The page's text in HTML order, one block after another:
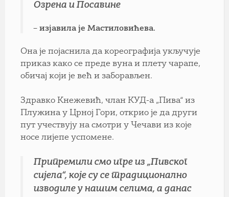
Озрена и Посавине
– изјавила је Мастиловићева.
Она је појаснила да кореографија укључује
приказ како се преде вуна и плету чарапе,
обичај који је већ и заборављен.
Здравко Кнежевић, члан КУД-а „Пива“ из
Плужина у Црној Гори, открио је да други
пут учествују на смотри у Чечави из које
носе лијепе успомене.
Припремили смо игре из „Пивског
сијела“, које су се традиционално
изводиле у нашим селима, а данас